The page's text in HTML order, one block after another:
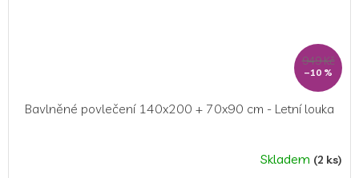
949 Kč
–10 %
Bavlněné povlečení 140x200 + 70x90 cm - Letní louka
Skladem (2 ks)